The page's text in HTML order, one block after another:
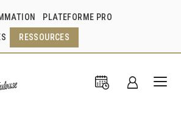
PLATEFORME PRO
RESSOURCES